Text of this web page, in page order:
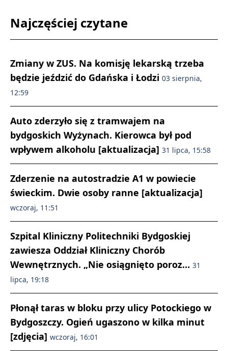
Najczęściej czytane
Zmiany w ZUS. Na komisję lekarską trzeba
będzie jeździć do Gdańska i Łodzi 03 sierpnia,
12:59
Auto zderzyło się z tramwajem na
bydgoskich Wyżynach. Kierowca był pod
wpływem alkoholu [aktualizacja] 31 lipca, 15:58
Zderzenie na autostradzie A1 w powiecie
świeckim. Dwie osoby ranne [aktualizacja]
wczoraj, 11:51
Szpital Kliniczny Politechniki Bydgoskiej
zawiesza Oddział Kliniczny Chorób
Wewnętrznych. „Nie osiągnięto poroz… 31
lipca, 19:18
Płonął taras w bloku przy ulicy Potockiego w
Bydgoszczy. Ogień ugaszono w kilka minut
[zdjęcia] wczoraj, 16:01